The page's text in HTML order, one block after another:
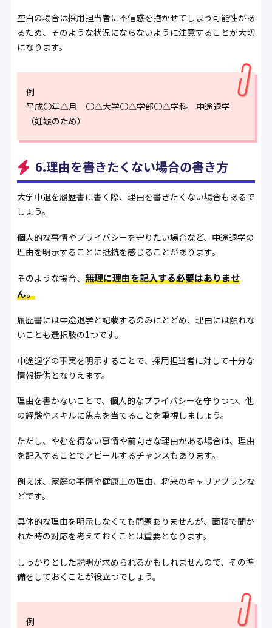
空白の場合は採用担当者に不信感を抱かせてしまう可能性があ
るため、そのような状況にならないように注意することが大切
になります。
例
平成〇年△月 〇△大学〇△学部〇△学科 中途退学
（妊娠のため）
6.理由を書きたくない場合の書き方
大学中退を履歴書に書く際、理由を書きたくない場合もあるで
しょう。
個人的な事情やプライバシーを守りたい場合など、中途退学の
理由を明示することに抵抗を感じることがあります。
そのような場合、 無理に理由を記入する必要はありませ
ん。
履歴書には中途退学と記載するのみにとどめ、理由には触れな
いことも選択肢の1つです。
中途退学の事実を明示することで、採用担当者に対して十分な
情報提供となりえます。
理由を書かないことで、個人的なプライバシーを守りつつ、他
の経験やスキルに焦点を当てることを重視しましょう。
ただし、やむを得ない事情や前向きな理由がある場合は、理由
を記入することでアピールするチャンスもあります。
例えば、家庭の事情や健康上の理由、将来のキャリアプランな
どです。
具体的な理由を明示しなくても問題ありませんが、面接で聞か
れた時の対応を考えておくことは重要となります。
しっかりとした説明が求められるかもしれませんので、その準
備をしておくことが役立つでしょう。
例